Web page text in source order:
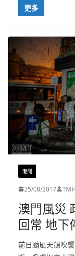
更多
港聞
25/08/2017
澳門風災
回常 地下
前日颱風天鴿吹